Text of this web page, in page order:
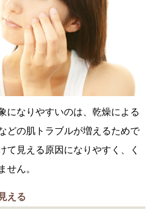
になりやすいのは、乾燥による
どの肌トラブルが増えるためで
て見える原因になりやすく、く
せん。
える